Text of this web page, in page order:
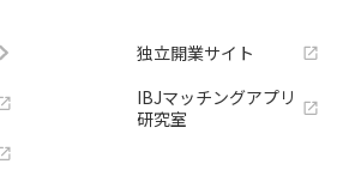
独立開業サイト
IBJマッチングアプリ
研究室